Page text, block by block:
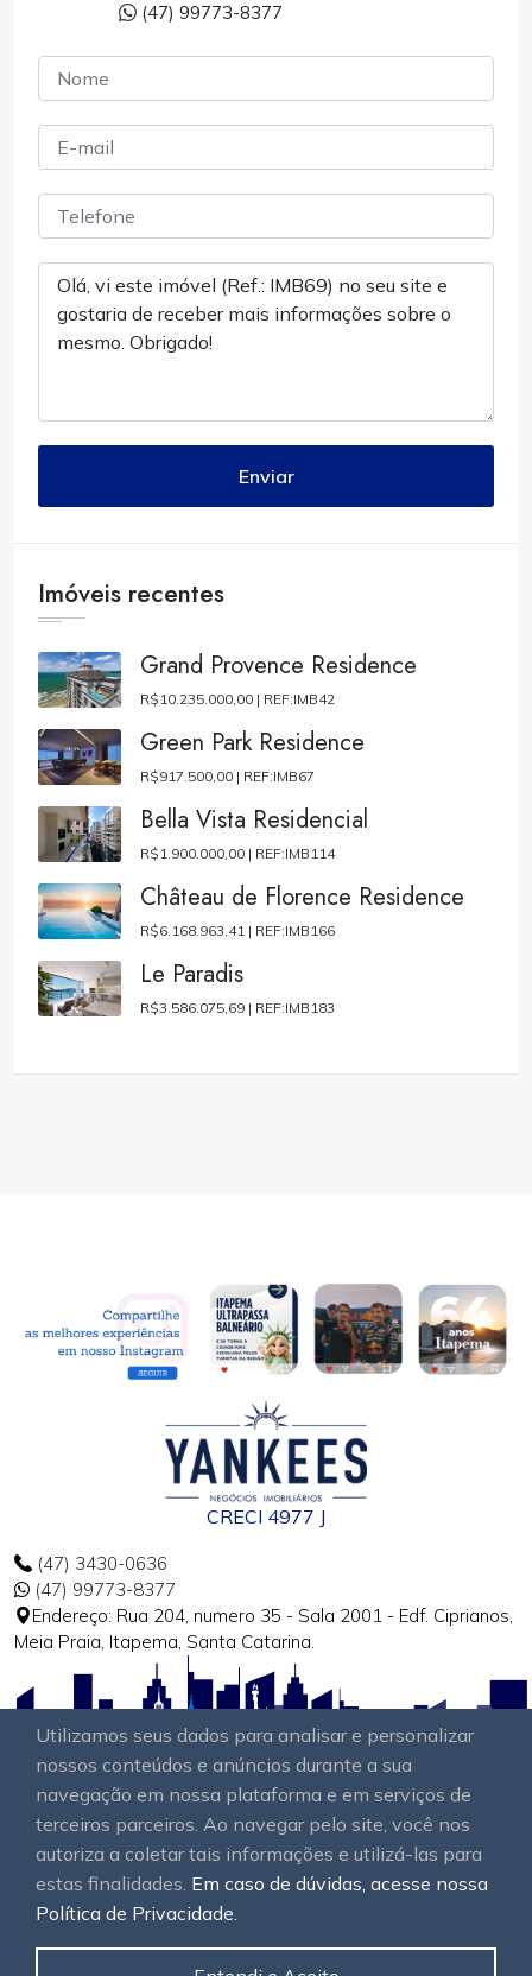
Utilizamos seus dados para analisar e personalizar
nossos conteúdos e anúncios durante a sua
navegação em nossa plataforma e em serviços de
terceiros parceiros. Ao navegar pelo site, você nos
autoriza a coletar tais informações e utilizá-las para
estas finalidades. Em caso de dúvidas, acesse nossa
Política de Privacidade.
(47) 99773-8377
Enviar
Imóveis recentes
Grand Provence Residence
R$10.235.000,00 | REF:IMB42
Green Park Residence
R$917.500,00 | REF:IMB67
Bella Vista Residencial
R$1.900.000,00 | REF:IMB114
Château de Florence Residence
R$6.168.963,41 | REF:IMB166
Le Paradis
R$3.586.075,69 | REF:IMB183
CRECI 4977 J
(47) 3430-0636
(47) 99773-8377
Endereço: Rua 204, numero 35 - Sala 2001 - Edf. Ciprianos,
Meia Praia, Itapema, Santa Catarina.